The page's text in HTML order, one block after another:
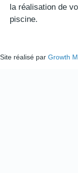
la réalisation de
piscine.
Site réalisé par Growth